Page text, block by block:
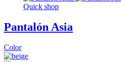
Quick shop
Pantalón Asia
Color